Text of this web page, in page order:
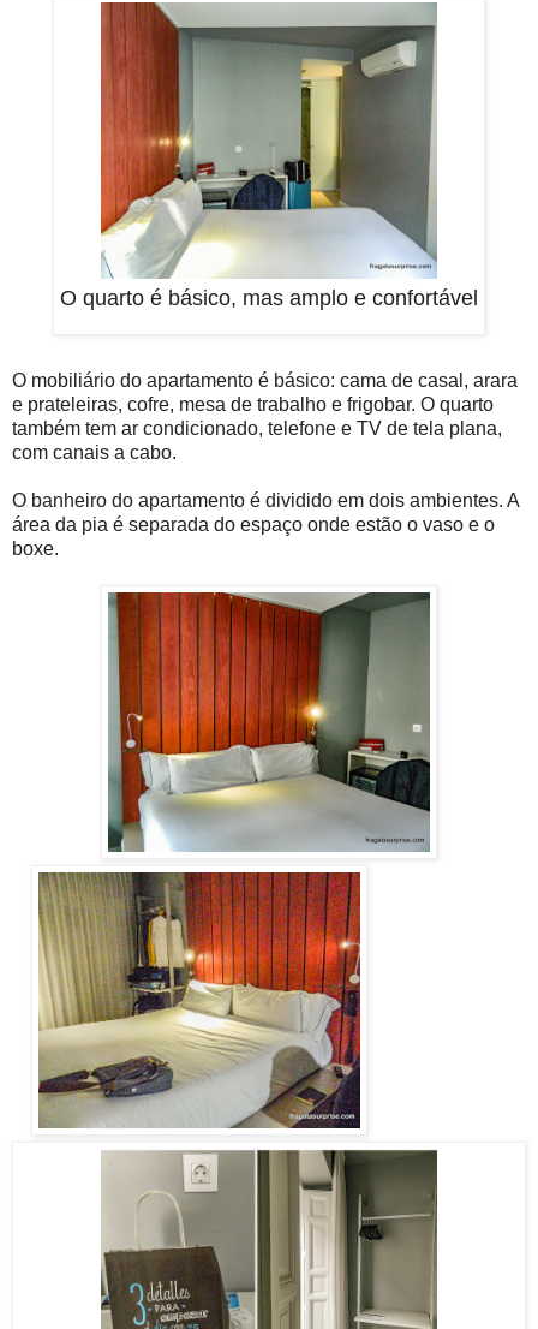
O quarto é básico, mas amplo e confortável
O mobiliário do apartamento é básico: cama de casal, arara
e prateleiras, cofre, mesa de trabalho e frigobar. O quarto
também tem ar condicionado, telefone e TV de tela plana,
com canais a cabo.
O banheiro do apartamento é dividido em dois ambientes. A
área da pia é separada do espaço onde estão o vaso e o
boxe.